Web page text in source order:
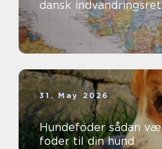
dansk indvandringsret
31. May 2026
Hundefoder sådan vælger du det rigtige
foder til din hund